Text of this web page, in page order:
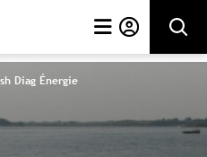
Rechercher
Diag Énergie